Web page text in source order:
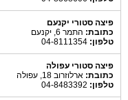
פיצה סטורי יקנעם
כתובת: התמר 6, יקנעם
טלפון:
פיצה סטורי עפולה
כתובת: ארלוזרוב 18, עפולה
טלפון: